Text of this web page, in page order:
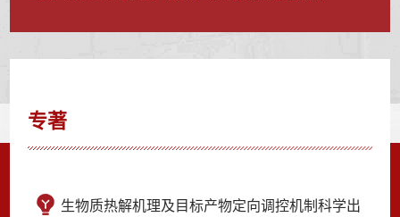
专著
生物质热解机理及目标产物定向调控机制科学出